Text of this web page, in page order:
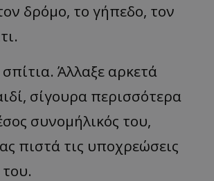
δρόμο, το γήπεδο, τον
Άλλαξε αρκετά
σίγουρα περισσότερα
συνομήλικός του,
πιστά τις υποχρεώσεις